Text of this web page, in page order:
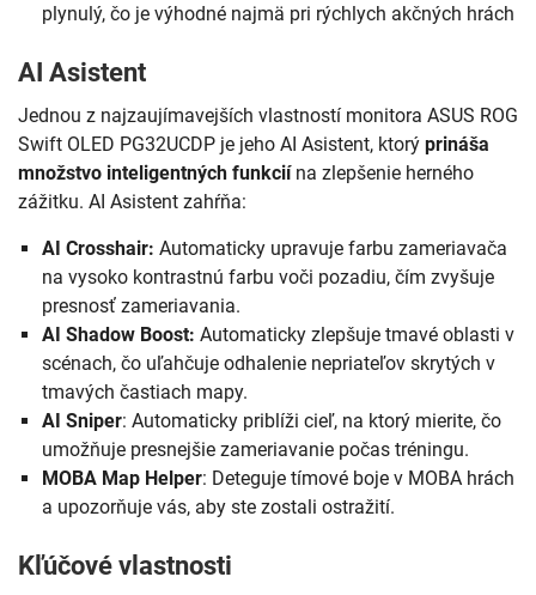
plynulý, čo je výhodné najmä pri rýchlych akčných hrách
AI Asistent
Jednou z najzaujímavejších vlastností monitora ASUS ROG
Swift OLED PG32UCDP je jeho AI Asistent, ktorý prináša
množstvo inteligentných funkcií na zlepšenie herného
zážitku. AI Asistent zahŕňa:
AI Crosshair: Automaticky upravuje farbu zameriavača
na vysoko kontrastnú farbu voči pozadiu, čím zvyšuje
presnosť zameriavania.
AI Shadow Boost: Automaticky zlepšuje tmavé oblasti v
scénach, čo uľahčuje odhalenie nepriateľov skrytých v
tmavých častiach mapy.
AI Sniper: Automaticky priblíži cieľ, na ktorý mierite, čo
umožňuje presnejšie zameriavanie počas tréningu.
MOBA Map Helper: Deteguje tímové boje v MOBA hrách
a upozorňuje vás, aby ste zostali ostražití.
Kľúčové vlastnosti